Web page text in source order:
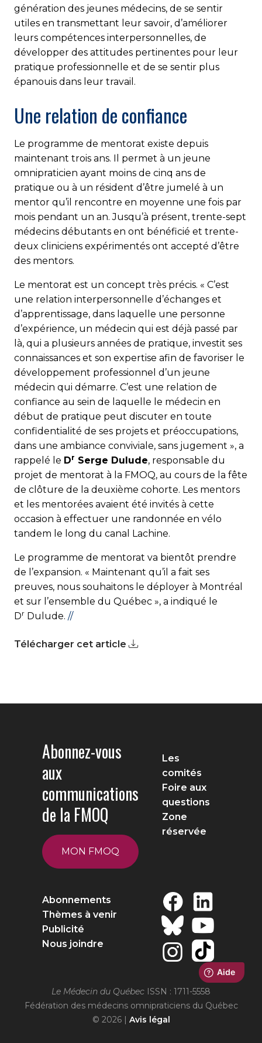
génération des jeunes médecins, de se sentir
utiles en transmettant leur savoir, d’améliorer
leurs compétences interpersonnelles, de
développer des attitudes pertinentes pour leur
pratique professionnelle et de se sentir plus
épanouis dans leur travail.
Une relation de confiance
Le programme de mentorat existe depuis
maintenant trois ans. Il permet à un jeune
omnipraticien ayant moins de cinq ans de
pratique ou à un résident d’être jumelé à un
mentor qu’il rencontre en moyenne une fois par
mois pendant un an. Jusqu’à présent, trente-sept
médecins débutants en ont bénéficié et trente-
deux cliniciens expérimentés ont accepté d’être
des mentors.
Le mentorat est un concept très précis. « C’est
une relation interpersonnelle d’échanges et
d’apprentissage, dans laquelle une personne
d’expérience, un médecin qui est déjà passé par
là, qui a plusieurs années de pratique, investit ses
connaissances et son expertise afin de favoriser le
développement professionnel d’un jeune
médecin qui démarre. C’est une relation de
confiance au sein de laquelle le médecin en
début de pratique peut discuter en toute
confidentialité de ses projets et préoccupations,
dans une ambiance conviviale, sans jugement », a
rappelé le Dr Serge Dulude, responsable du
projet de mentorat à la FMOQ, au cours de la fête
de clôture de la deuxième cohorte. Les mentors
et les mentorées avaient été invités à cette
occasion à effectuer une randonnée en vélo
tandem le long du canal Lachine.
Le programme de mentorat va bientôt prendre
de l’expansion. « Maintenant qu’il a fait ses
preuves, nous souhaitons le déployer à Montréal
et sur l’ensemble du Québec », a indiqué le
Dr Dulude. //
Télécharger cet article
Abonnez-vous
aux
communications
de la FMOQ
MON FMOQ
Les
comités
Foire aux
questions
Zone
réservée
Abonnements
Thèmes à venir
Publicité
Nous joindre
Le Médecin du Québec ISSN : 1711-5558
Fédération des médecins omnipraticiens du Québec
© 2026 | Avis légal